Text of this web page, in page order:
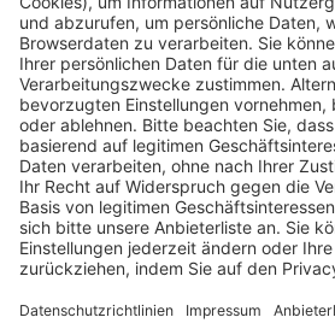
Pässe und Vereinswechsel
Trainerausbildung
Schulungsangebot Vereinsmitarbeiter
BFV-Geschäftsstellen
Trainerbörse
Login SpielPlus
FOLGE DEM BFV